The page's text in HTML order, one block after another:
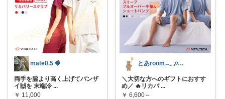
mate0.5 🍓
両手を脇より高く上げてバンザ
イ🙌を 末端冷 ...
￥ 11,000
とあroom𓂃 𓈒𓏸心地よい衣食住
＼大切な方へのギフトにおすす
め／ 🔥リカバ ...
￥ 6,600～